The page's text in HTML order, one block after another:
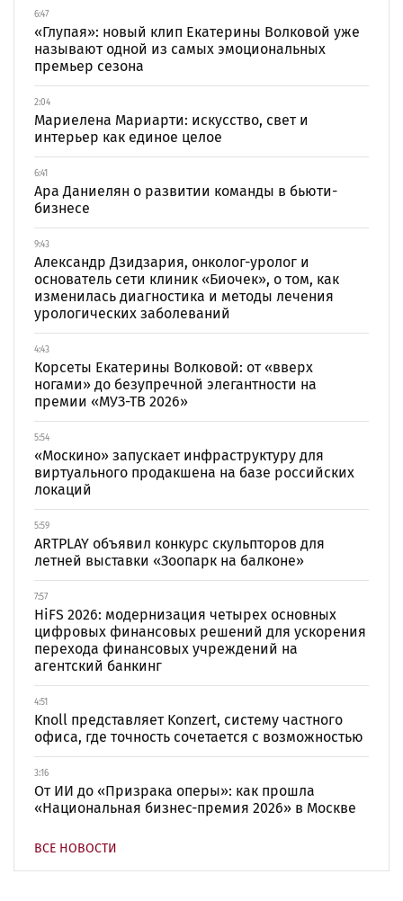
6:47
«Глупая»: новый клип Екатерины Волковой уже
называют одной из самых эмоциональных
премьер сезона
2:04
Мариелена Мариарти: искусство, свет и
интерьер как единое целое
6:41
Ара Даниелян о развитии команды в бьюти-
бизнесе
9:43
Александр Дзидзария, онколог-уролог и
основатель сети клиник «Биочек», о том, как
изменилась диагностика и методы лечения
урологических заболеваний
4:43
Корсеты Екатерины Волковой: от «вверх
ногами» до безупречной элегантности на
премии «МУЗ-ТВ 2026»
5:54
«Москино» запускает инфраструктуру для
виртуального продакшена на базе российских
локаций
5:59
ARTPLAY объявил конкурс скульпторов для
летней выставки «Зоопарк на балконе»
7:57
HiFS 2026: модернизация четырех основных
цифровых финансовых решений для ускорения
перехода финансовых учреждений на
агентский банкинг
4:51
Knoll представляет Konzert, систему частного
офиса, где точность сочетается с возможностью
3:16
От ИИ до «Призрака оперы»: как прошла
«Национальная бизнес-премия 2026» в Москве
ВСЕ НОВОСТИ